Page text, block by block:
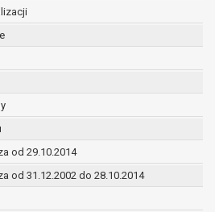
od 29.10.2014
od 31.12.2002 do 28.10.2014
a także obowiązków i
przez instytucje
Gminy;
umów;
interesów osoby, której
zadania realizowanego w
lub w ramach
władzy publicznej
administratorowi;
przypadkach dane osobowe
są wyłącznie na podstawie